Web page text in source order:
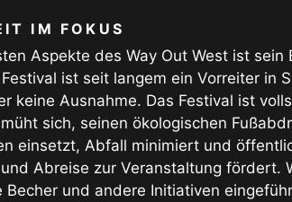
IM FOKUS
Aspekte des Way Out West ist sein
ist seit langem ein Vorreiter in
keine Ausnahme. Das Festival ist
sich, seinen ökologischen
einsetzt, Abfall minimiert und
Abreise zur Veranstaltung fördert.
und andere Initiativen